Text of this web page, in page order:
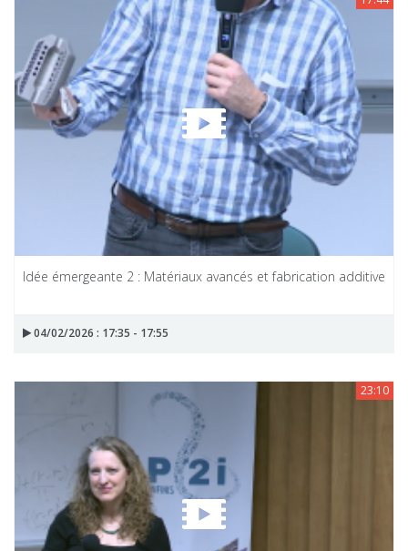
Idée émergeante 2 : Matériaux avancés et fabrication additive
04/02/2026 : 17:35 - 17:55
23:10